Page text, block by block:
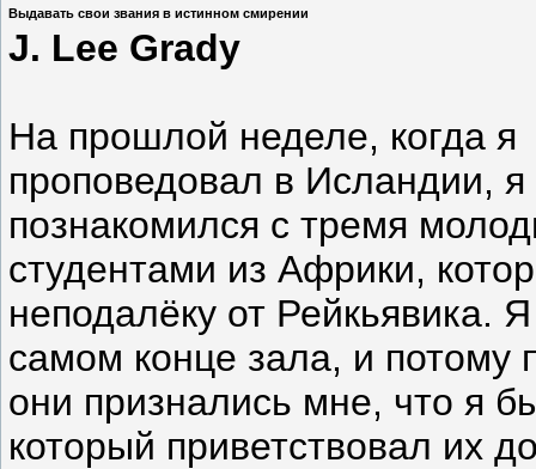
Выдавать свои звания в истинном смирении
J. Lee Grady
На прошлой неделе, когда я
проповедовал в Исландии, я
познакомился с тремя
студентами из Африки,
неподалёку от Рейкьявика.
самом конце зала, и потому
они признались мне, что я
который приветствовал их